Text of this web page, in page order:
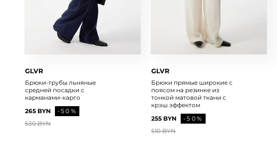
GLVR
Брюки-трубы льняные
средней посадки с
карманами-карго
265 BYN
-50%
530 BYN
GLVR
Брюки прямые широкие с
поясом на резинке из
тонкой матовой ткани с
крэш эффектом
255 BYN
-50%
510 BYN